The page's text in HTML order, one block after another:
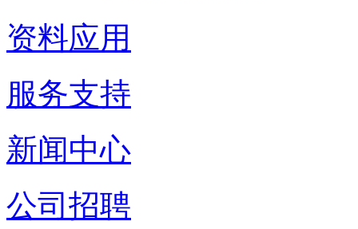
资料应用
服务支持
新闻中心
公司招聘